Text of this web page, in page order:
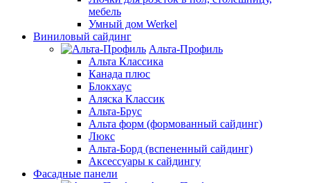
мебель
Умный дом Werkel
Виниловый сайдинг
Альта-Профиль
Альта Классика
Канада плюс
Блокхаус
Аляска Классик
Альта-Брус
Альта форм (формованный сайдинг)
Люкс
Альта-Борд (вспененный сайдинг)
Аксессуары к сайдингу
Фасадные панели